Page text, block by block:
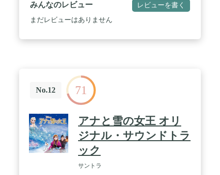
みんなのレビュー レビューを書く
まだレビューはありません
No.12 71
アナと雪の女王 オリ
ジナル・サウンドトラ
ック
サントラ